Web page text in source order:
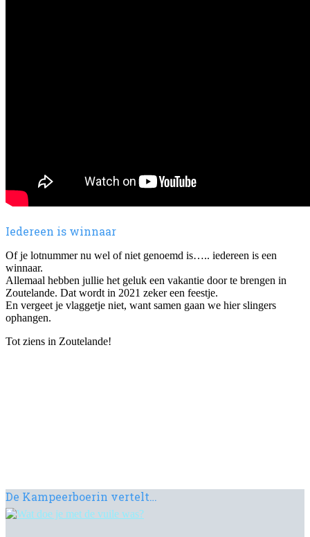
Iedereen is winnaar
Of je lotnummer nu wel of niet genoemd is….. iedereen is een
winnaar.
Allemaal hebben jullie het geluk een vakantie door te brengen in
Zoutelande. Dat wordt in 2021 zeker een feestje.
En vergeet je vlaggetje niet, want samen gaan we hier slingers
ophangen.
Tot ziens in Zoutelande!
De Kampeerboerin vertelt…